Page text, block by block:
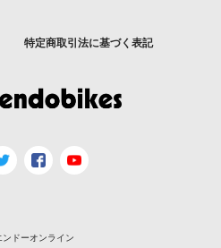
特定商取引法に基づく表記
ドーオンライン